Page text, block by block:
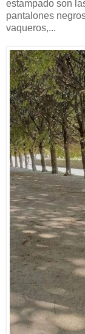
estampado son
pantalones
vaqueros,...